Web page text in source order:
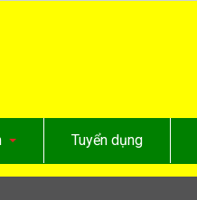
Tuyển dụng